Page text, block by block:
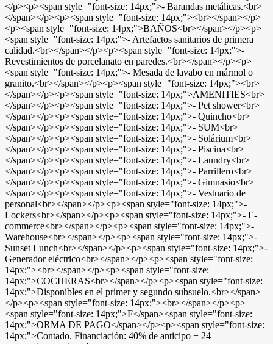
</p><p><span style="font-size: 14px;">- Barandas metálicas.<br>
</span></p><p><span style="font-size: 14px;"><br></span></p>
<p><span style="font-size: 14px;">BAÑOS<br></span></p><p>
<span style="font-size: 14px;">- Artefactos sanitarios de primera
calidad.<br></span></p><p><span style="font-size: 14px;">-
Revestimientos de porcelanato en paredes.<br></span></p><p>
<span style="font-size: 14px;">- Mesada de lavabo en mármol o
granito.<br></span></p><p><span style="font-size: 14px;"><br>
</span></p><p><span style="font-size: 14px;">AMENITIES<br>
</span></p><p><span style="font-size: 14px;">- Pet shower<br>
</span></p><p><span style="font-size: 14px;">- Quincho<br>
</span></p><p><span style="font-size: 14px;">- SUM<br>
</span></p><p><span style="font-size: 14px;">- Solárium<br>
</span></p><p><span style="font-size: 14px;">- Piscina<br>
</span></p><p><span style="font-size: 14px;">- Laundry<br>
</span></p><p><span style="font-size: 14px;">- Parrillero<br>
</span></p><p><span style="font-size: 14px;">- Gimnasio<br>
</span></p><p><span style="font-size: 14px;">- Vestuario de
personal<br></span></p><p><span style="font-size: 14px;">-
Lockers<br></span></p><p><span style="font-size: 14px;">- E-
commerce<br></span></p><p><span style="font-size: 14px;">-
Warehouse<br></span></p><p><span style="font-size: 14px;">-
Sunset Lunch<br></span></p><p><span style="font-size: 14px;">-
Generador eléctrico<br></span></p><p><span style="font-size:
14px;"><br></span></p><p><span style="font-size:
14px;">COCHERAS<br></span></p><p><span style="font-size:
14px;">Disponibles en el primer y segundo subsuelo.<br></span>
</p><p><span style="font-size: 14px;"><br></span></p><p>
<span style="font-size: 14px;">F</span><span style="font-size:
14px;">ORMA DE PAGO</span></p><p><span style="font-size:
14px;">Contado. Financiación: 40% de anticipo + 24